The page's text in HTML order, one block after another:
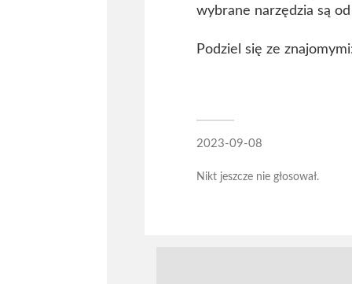
wybrane narzędzia są od
Podziel się ze
2023-09-08
Nikt jeszcze nie głosował.